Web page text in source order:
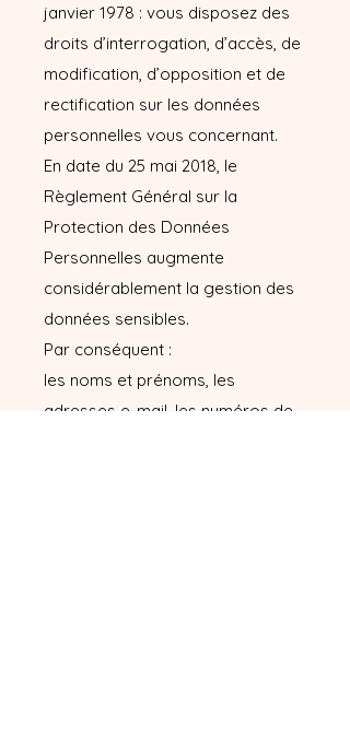
janvier 1978 : vous disposez des
droits d’interrogation, d’accès, de
modification, d’opposition et de
rectification sur les données
personnelles vous concernant.
En date du 25 mai 2018, le
Règlement Général sur la
Protection des Données
Personnelles augmente
considérablement la gestion des
données sensibles.
Par conséquent :
les noms et prénoms, les
adresses e-mail, les numéros de